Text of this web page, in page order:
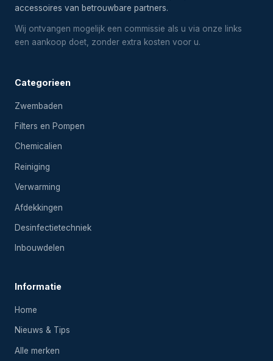
accessoires van betrouwbare partners.
Wij ontvangen mogelijk een commissie als u via onze links
een aankoop doet, zonder extra kosten voor u.
Categorieen
Zwembaden
Filters en Pompen
Chemicalien
Reiniging
Verwarming
Afdekkingen
Desinfectietechniek
Inbouwdelen
Informatie
Home
Nieuws & Tips
Alle merken